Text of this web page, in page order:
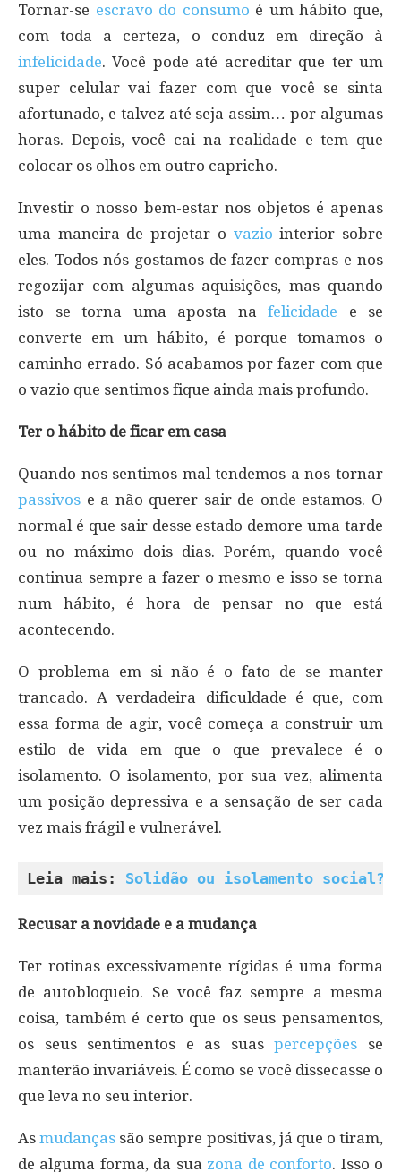
Tornar-se escravo do consumo é um hábito que,
com toda a certeza, o conduz em direção à
infelicidade. Você pode até acreditar que ter um
super celular vai fazer com que você se sinta
afortunado, e talvez até seja assim… por algumas
horas. Depois, você cai na realidade e tem que
colocar os olhos em outro capricho.
Investir o nosso bem-estar nos objetos é apenas
uma maneira de projetar o vazio interior sobre
eles. Todos nós gostamos de fazer compras e nos
regozijar com algumas aquisições, mas quando
isto se torna uma aposta na felicidade e se
converte em um hábito, é porque tomamos o
caminho errado. Só acabamos por fazer com que
o vazio que sentimos fique ainda mais profundo.
Ter o hábito de ficar em casa
Quando nos sentimos mal tendemos a nos tornar
passivos e a não querer sair de onde estamos. O
normal é que sair desse estado demore uma tarde
ou no máximo dois dias. Porém, quando você
continua sempre a fazer o mesmo e isso se torna
num hábito, é hora de pensar no que está
acontecendo.
O problema em si não é o fato de se manter
trancado. A verdadeira dificuldade é que, com
essa forma de agir, você começa a construir um
estilo de vida em que o que prevalece é o
isolamento. O isolamento, por sua vez, alimenta
um posição depressiva e a sensação de ser cada
vez mais frágil e vulnerável.
Leia mais: Solidão ou isolamento social?
Recusar a novidade e a mudança
Ter rotinas excessivamente rígidas é uma forma
de autobloqueio. Se você faz sempre a mesma
coisa, também é certo que os seus pensamentos,
os seus sentimentos e as suaspercepções se
manterão invariáveis. É como se você dissecasse o
que leva no seu interior.
Asmudanças são sempre positivas, já que o tiram,
de alguma forma, da sua zona de conforto. Isso o